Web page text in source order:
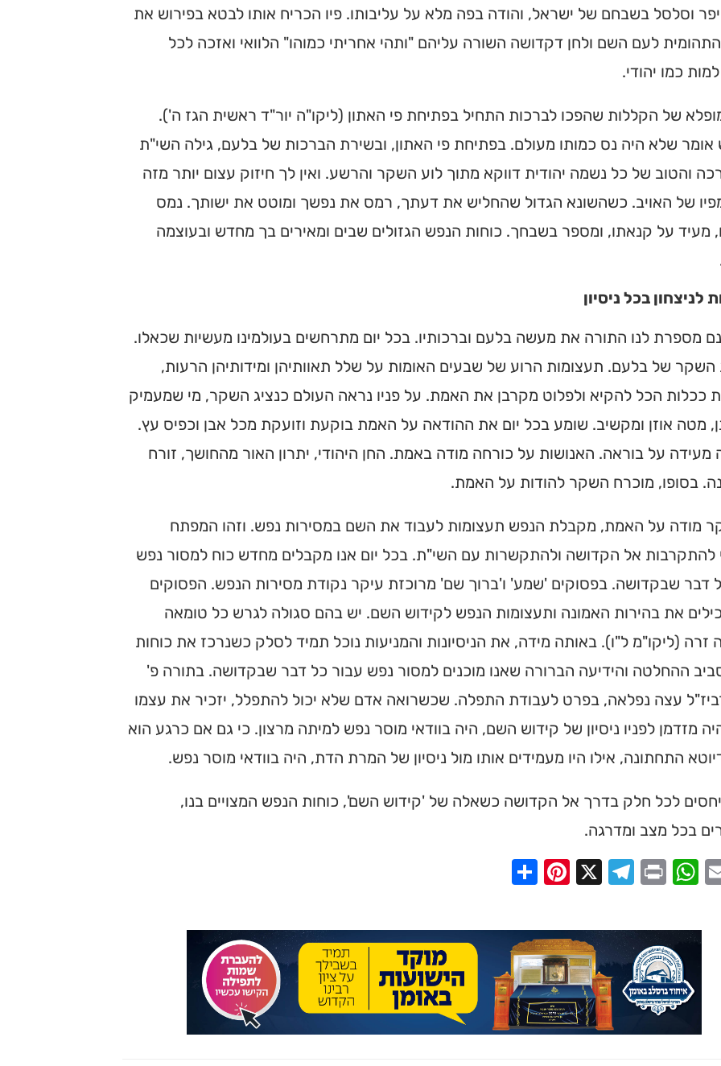
וסלסל בשבחם של ישראל, והודה בפה מלא על עליבותו. פיו הכריח אותו לבטא בפירוש את
לעם השם ולחן דקדושה השורה עליהם "ותהי אחריתי כמוהו" הלוואי ואזכה לכל
כמו יהודי.
של הקללות שהפכו לברכות התחיל בפתיחת פי האתון (ליקו"ה יור"ד ראשית הגז ה').
שלא היה נס כמותו מעולם. בפתיחת פי האתון, ובשירת הברכות של בלעם, גילה השי"ת
והטוב של כל נשמה יהודית דווקא מתוך לוע השקר והרשע. ואין לך חיזוק עצום יותר מזה
של האויב. כשהשונא הגדול שהחליש את דעתך, רמס את נפשך ומוטט את ישותך. נמס
מעיד על קנאתו, ומספר בשבחך. כוחות הנפש הגזולים שבים ומאירים בך מחדש ובעוצמה
לניצחון בכל ניסיון
מספרת לנו התורה את מעשה בלעם וברכותיו. בכל יום מתרחשים בעולמינו מעשיות שכאלו.
של בלעם. תעצומות הרוע של שבעים האומות על שלל תאוותיהן ומידותיהן הרעות,
ככלות הכל להקיא ולפלוט מקרבן את האמת. על פניו נראה העולם כנציג השקר, מי שמעמיק
מטה אוזן ומקשיב. שומע בכל יום את ההודאה על האמת בוקעת וזועקת מכל אבן וכפיס עץ.
מעידה על בוראה. האנושות על כורחה מודה באמת. החן היהודי, יתרון האור מהחושך, זורח
בסופו, מוכרח השקר להודות על האמת.
מודה על האמת, מקבלת הנפש תעצומות לעבוד את השם במסירות נפש. וזהו המפתח
להתקרבות אל הקדושה ולהתקשרות עם השי"ת. בכל יום אנו מקבלים מחדש כוח למסור נפש
דבר שבקדושה. בפסוקים 'שמע' ו'ברוך שם' מרוכזת עיקר נקודת מסירות הנפש. הפסוקים
את בהירות האמונה ותעצומות הנפש לקידוש השם. יש בהם סגולה לגרש כל טומאה
זרה (ליקו"מ ל"ו). באותה מידה, את הניסיונות והמניעות נוכל תמיד לסלק כשנרכז את כוחות
ההחלטה והידיעה הברורה שאנו מוכנים למסור נפש עבור כל דבר שבקדושה. בתורה פ'
עצה נפלאה, בפרט לעבודת התפלה. שכשרואה אדם שלא יכול להתפלל, יזכיר את עצמו
מזדמן לפניו ניסיון של קידוש השם, היה בוודאי מוסר נפש למיתה מרצון. כי גם אם כרגע הוא
התחתונה, אילו היו מעמידים אותו מול ניסיון של המרת הדת, היה בוודאי מוסר נפש.
לכל חלק בדרך אל הקדושה כשאלה של 'קידוש השם', כוחות הנפש המצויים בנו,
בכל מצב ומדרגה.
Email
WhatsApp
Print
Telegram
Pinterest
הגעה בלחיצת כפתור.
➔